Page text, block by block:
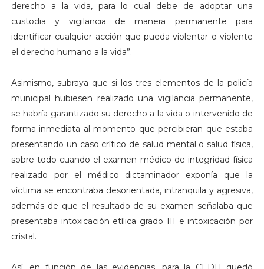
derecho a la vida, para lo cual debe de adoptar una
custodia y vigilancia de manera permanente para
identificar cualquier acción que pueda violentar o violente
el derecho humano a la vida”.
Asimismo, subraya que si los tres elementos de la policía
municipal hubiesen realizado una vigilancia permanente,
se habría garantizado su derecho a la vida o intervenido de
forma inmediata al momento que percibieran que estaba
presentando un caso crítico de salud mental o salud física,
sobre todo cuando el examen médico de integridad física
realizado por el médico dictaminador exponía que la
víctima se encontraba desorientada, intranquila y agresiva,
además de que el resultado de su examen señalaba que
presentaba intoxicación etílica grado III e intoxicación por
cristal.